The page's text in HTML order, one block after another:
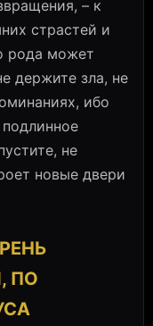
– к
страстей и
рода может
держите зла, не
ибо
не
новые двери
ПО